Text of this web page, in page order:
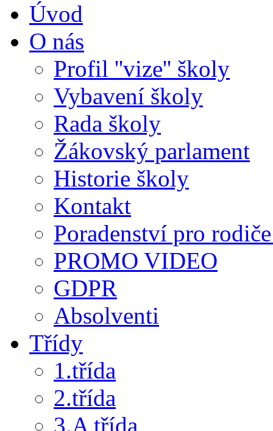
Úvod
O nás
Profil ''vize'' školy
Vybavení školy
Rada školy
Žákovský parlament
Historie školy
Kontakt
Poradenství pro
PROMO VIDEO
GDPR
Absolventi
Třídy
1.třída
2.třída
3.A třída